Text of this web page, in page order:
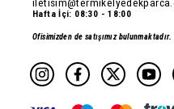
Hafta İçi: 08:30 - 18:00
Ofisimizden de satışımız bulunmaktadır.